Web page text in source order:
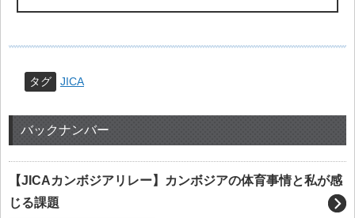
タグ JICA
バックナンバー
【JICAカンボジアリレー】カンボジアの体育事情と私が感
じる課題